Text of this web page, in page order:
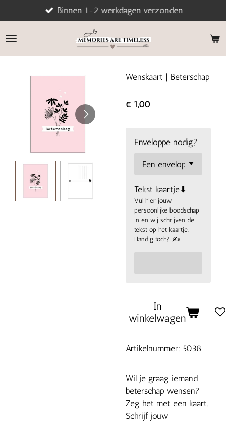
direct
naar
Binnen 1-2 werkdagen verzonden
Wenskaart | Beterschap
€ 1,00
Enveloppe nodig?
Tekst kaartje⬇
Vul hier jouw
persoonlijke boodschap
in en wij schrijven de
tekst op het kaartje.
Handig toch? ✍
In
winkelwagen
Artikelnummer: 5038
Wil je graag iemand
beterschap wensen?
Zeg het met een kaart.
Schrijf jouw